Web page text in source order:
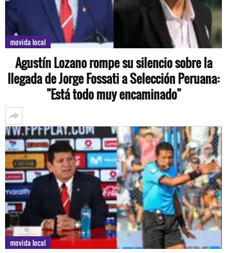
movida local
Agustín Lozano rompe su silencio sobre la
llegada de Jorge Fossati a Selección Peruana:
"Está todo muy encaminado"
movida local